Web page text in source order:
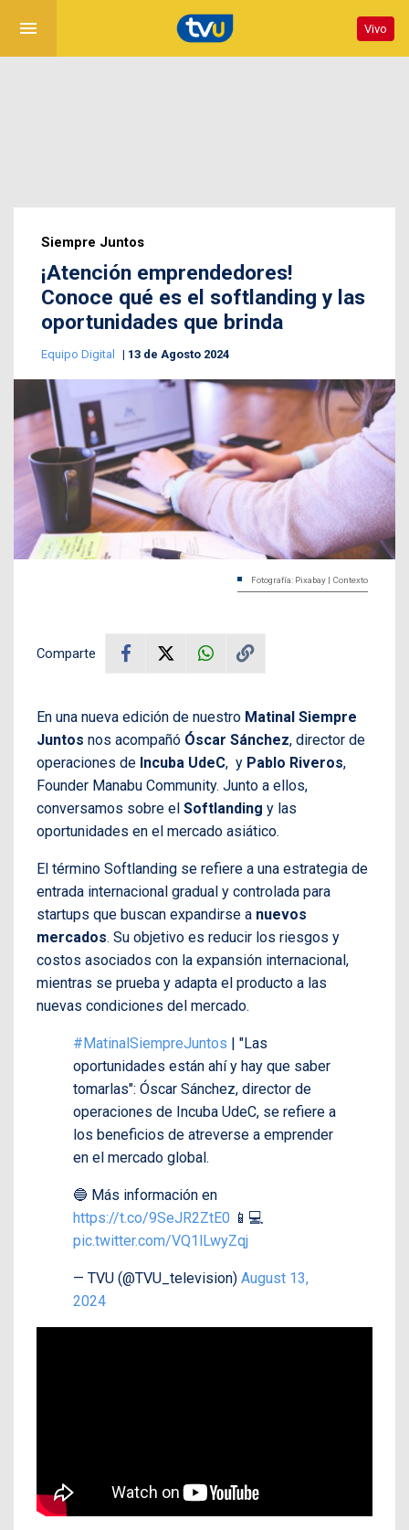
menu Vivo
Siempre Juntos
¡Atención emprendedores!
Conoce qué es el softlanding y las
oportunidades que brinda
Equipo Digital 13 de Agosto 2024
Fotografía: Pixabay | Contexto
Comparte
En una nueva edición de nuestro Matinal Siempre
Juntos nos acompañó Óscar Sánchez, director de
operaciones de Incuba UdeC, y Pablo Riveros,
Founder Manabu Community. Junto a ellos,
conversamos sobre el Softlanding y las
oportunidades en el mercado asiático.
El término Softlanding se refiere a una estrategia de
entrada internacional gradual y controlada para
startups que buscan expandirse a nuevos
mercados. Su objetivo es reducir los riesgos y
costos asociados con la expansión internacional,
mientras se prueba y adapta el producto a las
nuevas condiciones del mercado.
#MatinalSiempreJuntos | "Las
oportunidades están ahí y hay que saber
tomarlas": Óscar Sánchez, director de
operaciones de Incuba UdeC, se refiere a
los beneficios de atreverse a emprender
en el mercado global.
🔵 Más información en
https://t.co/9SeJR2ZtE0 📱💻
pic.twitter.com/VQ1lLwyZqj
— TVU (@TVU_television) August 13,
2024